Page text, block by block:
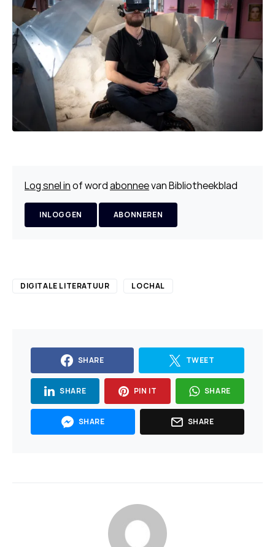
Log snel inof wordabonneevan Bibliotheekblad
INLOGGEN ABONNEREN
DIGITALE LITERATUUR LOCHAL
SHARE TWEET
SHARE PIN IT SHARE
SHARE SHARE